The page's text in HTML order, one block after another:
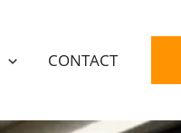
CONTACT